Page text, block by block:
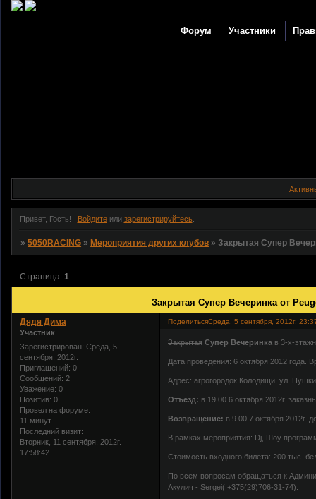
Форум Участники
Привет, Гость! Войдитеили зарегистрируйтесь.
»5050RACING » Мероприятия других клубов »Закрытая Супер
Закрытая Супер Вечеринка от
Страница:1
ПоделитьсяСреда, 5 сентября, 2012г.
Дядя Дима
Участник
Зарегистрирован: Среда, 5
сентября, 2012г.
Приглашений: 0
Сообщений: 2
Уважение: 0
Позитив: 0
Провел на форуме:
11 минут
Последний визит:
Вторник, 11 сентября, 2012г.
17:58:42
Закрытая Супер Вечеринка в 3-х-
Дата проведения: 6 октября 2012 года.
Адрес: агрогородок Колодищи, ул.
Отъезд: в 19.00 6 октября 2012г.
Возвращение: в 9.00 7 октября 2012г.
В рамках мероприятия: Dj, Шоу
Стоимость входного билета: 200 тыс.
По всем вопросам обращаться к
Акулич - Sergei( +375(29)706-31-74).